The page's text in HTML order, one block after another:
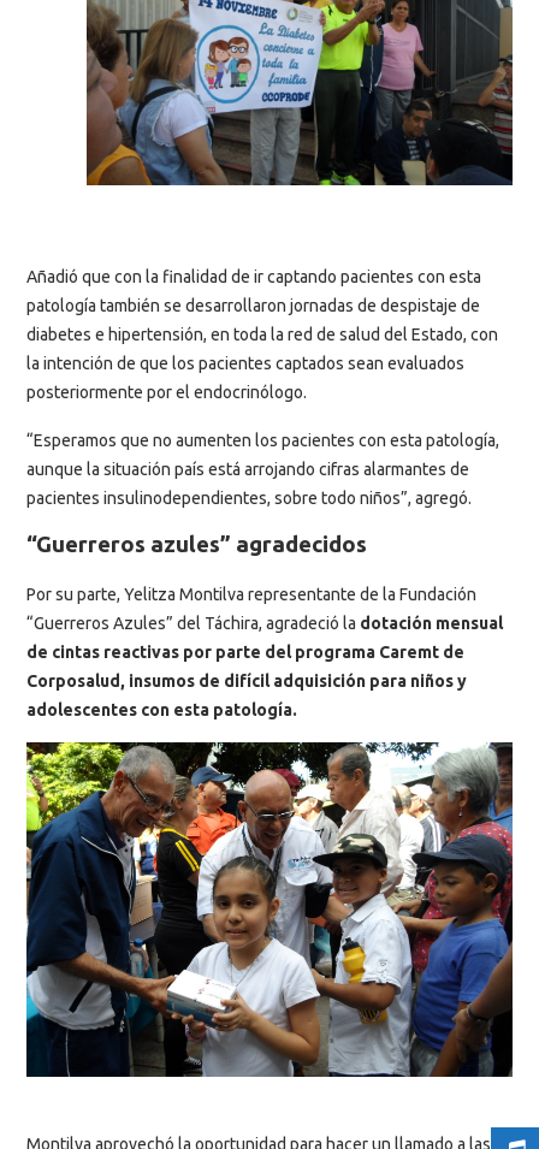
Añadió que con la finalidad de ir captando pacientes con esta
patología también se desarrollaron jornadas de despistaje de
diabetes e hipertensión, en toda la red de salud del Estado, con
la intención de que los pacientes captados sean evaluados
posteriormente por el endocrinólogo.
“Esperamos que no aumenten los pacientes con esta patología,
aunque la situación país está arrojando cifras alarmantes de
pacientes insulinodependientes, sobre todo niños”, agregó.
“Guerreros azules” agradecidos
Por su parte, Yelitza Montilva representante de la Fundación
“Guerreros Azules” del Táchira, agradeció la dotación mensual
de cintas reactivas por parte del programa Caremt de
Corposalud, insumos de difícil adquisición para niños y
adolescentes con esta patología.
Montilva aprovechó la oportunidad para hacer un llamado a las